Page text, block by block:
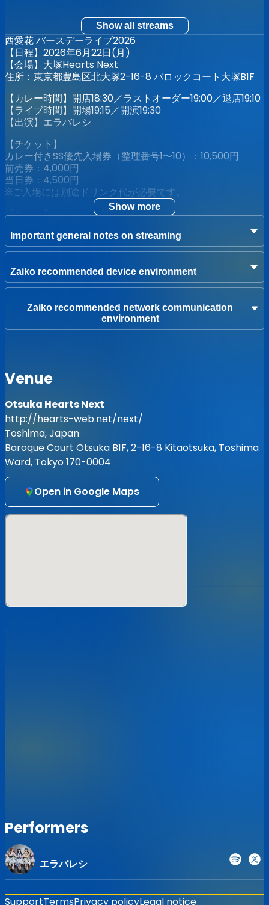
Show all streams
西愛花 バースデーライブ2026
【日程】2026年6月22日(月)
【会場】大塚Hearts Next
住所：東京都豊島区北大塚2-16-8 バロックコート大塚B1F
【カレー時間】開店18:30／ラストオーダー19:00／退店19:10
【ライブ時間】開場19:15／開演19:30
【出演】エラバレシ
【チケット】
カレー付きSS優先入場券（整理番号1〜10）：10,500円
前売券：4,000円
当日券：4,500円
※ご入場には別途ドリンク代が必要です。
【カレー】
西愛花プロデュース「あいかの今日も一日おつカレー様で
す！2026にこにこ」カレー：900円
※SS優先入場券は西愛花プロデュース「あいかの今日も一日
※西愛花プロデュース「あいかの今日も一日おつカレー様で
す！2026にこにこ」カレーは事前販売のみとなります。当
※西愛花プロデュース「あいかの今日も一日おつカレー様で
す！2026にこにこ」カレーチケットでは、ライブはご覧頂
けません。
本木瞳・まかないカレー(上限1)：900円
西愛花・まかないカレー(上限1)：900円
みるもめる・まかないカレー(上限1)：900円
愛乃える・まかないカレー(上限1)：900円
【配信】
定点配信チケット：¥1,000
※アーカイブは6/29 23:59までご視聴頂けます。
[券売情報]
2026/5/17 22:00〜 整理番号ランダムにて販売開始
・終演後の提供も可能ですが、カレーを持っての特典会参加
※※デザインは少々お待ちください！
※受渡は6/22、大塚Hearts Nextのみとなります
※バースデーライブ当日にお使い頂ける特典券1枚付き
※コンビニ決済は、予告なく終了となる場合がございます
発送ご希望の方はSTORESにて!!
Show more
Important general notes on streaming
Zaiko recommended device environment
Zaiko recommended network communication
environment
Venue
Otsuka Hearts Next
http://hearts-web.net/next/
Toshima, Japan
Baroque Court Otsuka B1F, 2-16-8 Kitaotsuka, Toshima
Ward, Tokyo 170-0004
Open in Google Maps
Performers
エラバレシ
SupportTermsPrivacy policyLegal notice